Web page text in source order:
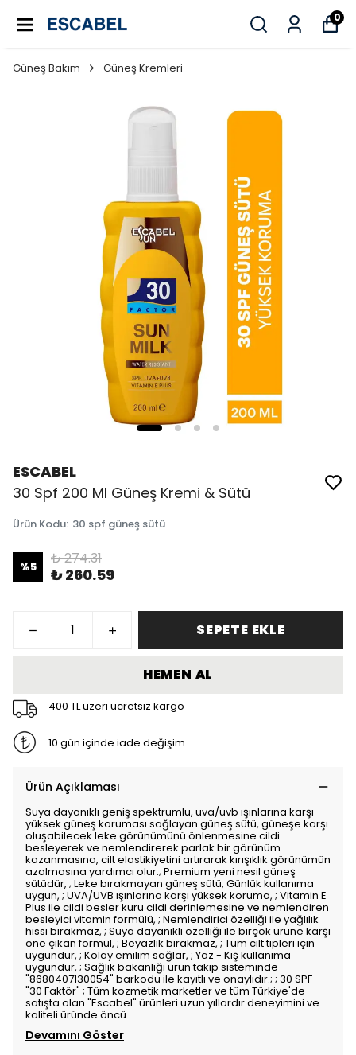
0
Güneş Bakım Güneş Kremleri
ESCABEL
30 Spf 200 Ml Güneş Kremi & Sütü
Ürün Kodu: 30 spf güneş sütü
%5 ₺ 274.31
₺ 260.59
SEPETE EKLE
HEMEN AL
400 TL üzeri ücretsiz kargo
10 gün içinde iade değişim
Ürün Açıklaması
Suya dayanıklı geniş spektrumlu, uva/uvb ışınlarına karşı
yüksek güneş koruması sağlayan güneş sütü, güneşe karşı
oluşabilecek leke görünümünü önlenmesine cildi
besleyerek ve nemlendirerek parlak bir görünüm
kazanmasına, cilt elastikiyetini artırarak kırışıklık görünümün
azalmasına yardımcı olur.; Premium yeni nesil güneş
sütüdür, ; Leke bırakmayan güneş sütü, Günlük kullanıma
uygun, ; UVA/UVB ışınlarına karşı yüksek koruma, ; Vitamin E
Plus ile cildi besler kuru cildi derinlemesine ve nemlendiren
besleyici vitamin formülü, ; Nemlendirici özelliği ile yağlılık
hissi bırakmaz, ; Suya dayanıklı özelliği ile birçok ürüne karşı
öne çıkan formül, ; Beyazlık bırakmaz, ; Tüm cilt tipleri için
uygundur, ; Kolay emilim sağlar, ; Yaz - Kış kullanıma
uygundur, ; Sağlık bakanlığı ürün takip sisteminde
"8680407130054" barkodu ile kayıtlı ve onaylıdır.; ; 30 SPF
"30 Faktör" ; Tüm kozmetik marketler ve tüm Türkiye'de
satışta olan "Escabel" ürünleri uzun yıllardır deneyimini ve
kaliteli üründe öncü
Devamını Göster